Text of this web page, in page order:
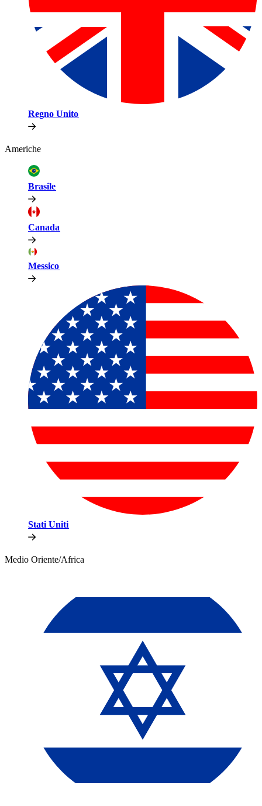
Regno Unito​​
Americhe​​
Brasile​​
Canada​​
Messico​​
Stati Uniti​​
Medio Oriente/Africa​​